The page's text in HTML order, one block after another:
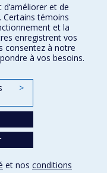
et de
Certains témoins
et la
enregistrent vos
consentez à notre
à vos besoins.
>
et nos conditions